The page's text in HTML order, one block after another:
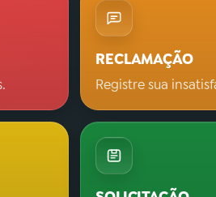
RECLAMAÇÃO
Registre sua